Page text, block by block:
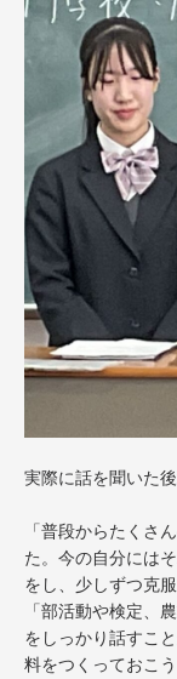
実際に話を聞いた
「普段からたくさ
た。今の自分には
をし、少しずつ克
「部活動や検定、
をしっかり話すこ
料をつくっておこう